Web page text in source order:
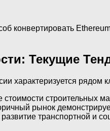
конвертировать
Текущие
характеризуется рядом
стоимости строительных
рынок
транспортной и